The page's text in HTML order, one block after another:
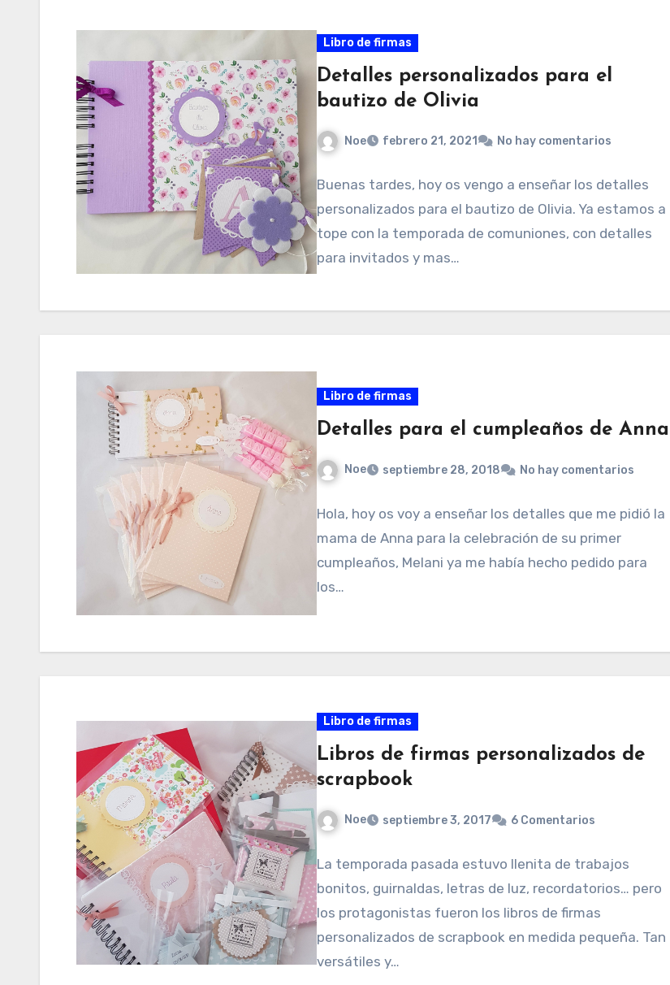
Libro de firmas
Detalles personalizados para el
bautizo de Olivia
Noe febrero 21, 2021 No hay comentarios
Buenas tardes, hoy os vengo a enseñar los detalles
personalizados para el bautizo de Olivia. Ya estamos a
tope con la temporada de comuniones, con detalles
para invitados y mas…
Libro de firmas
Detalles para el cumpleaños de Anna
Noe septiembre 28, 2018 No hay comentarios
Hola, hoy os voy a enseñar los detalles que me pidió la
mama de Anna para la celebración de su primer
cumpleaños, Melani ya me había hecho pedido para
los…
Libro de firmas
Libros de firmas personalizados de
scrapbook
Noe septiembre 3, 2017 6 Comentarios
La temporada pasada estuvo llenita de trabajos
bonitos, guirnaldas, letras de luz, recordatorios… pero
los protagonistas fueron los libros de firmas
personalizados de scrapbook en medida pequeña. Tan
versátiles y…